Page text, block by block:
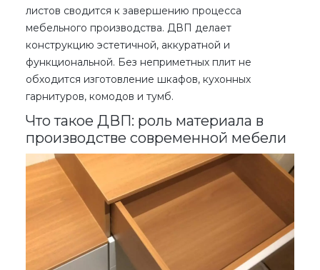
листов сводится к завершению процесса
мебельного производства. ДВП делает
конструкцию эстетичной, аккуратной и
функциональной. Без неприметных плит не
обходится изготовление шкафов, кухонных
гарнитуров, комодов и тумб.
Что такое ДВП: роль материала в
производстве современной мебели